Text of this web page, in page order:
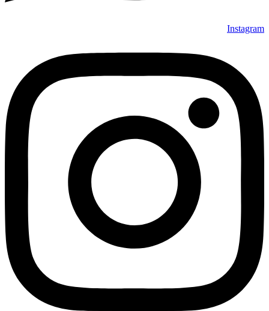
Instagram